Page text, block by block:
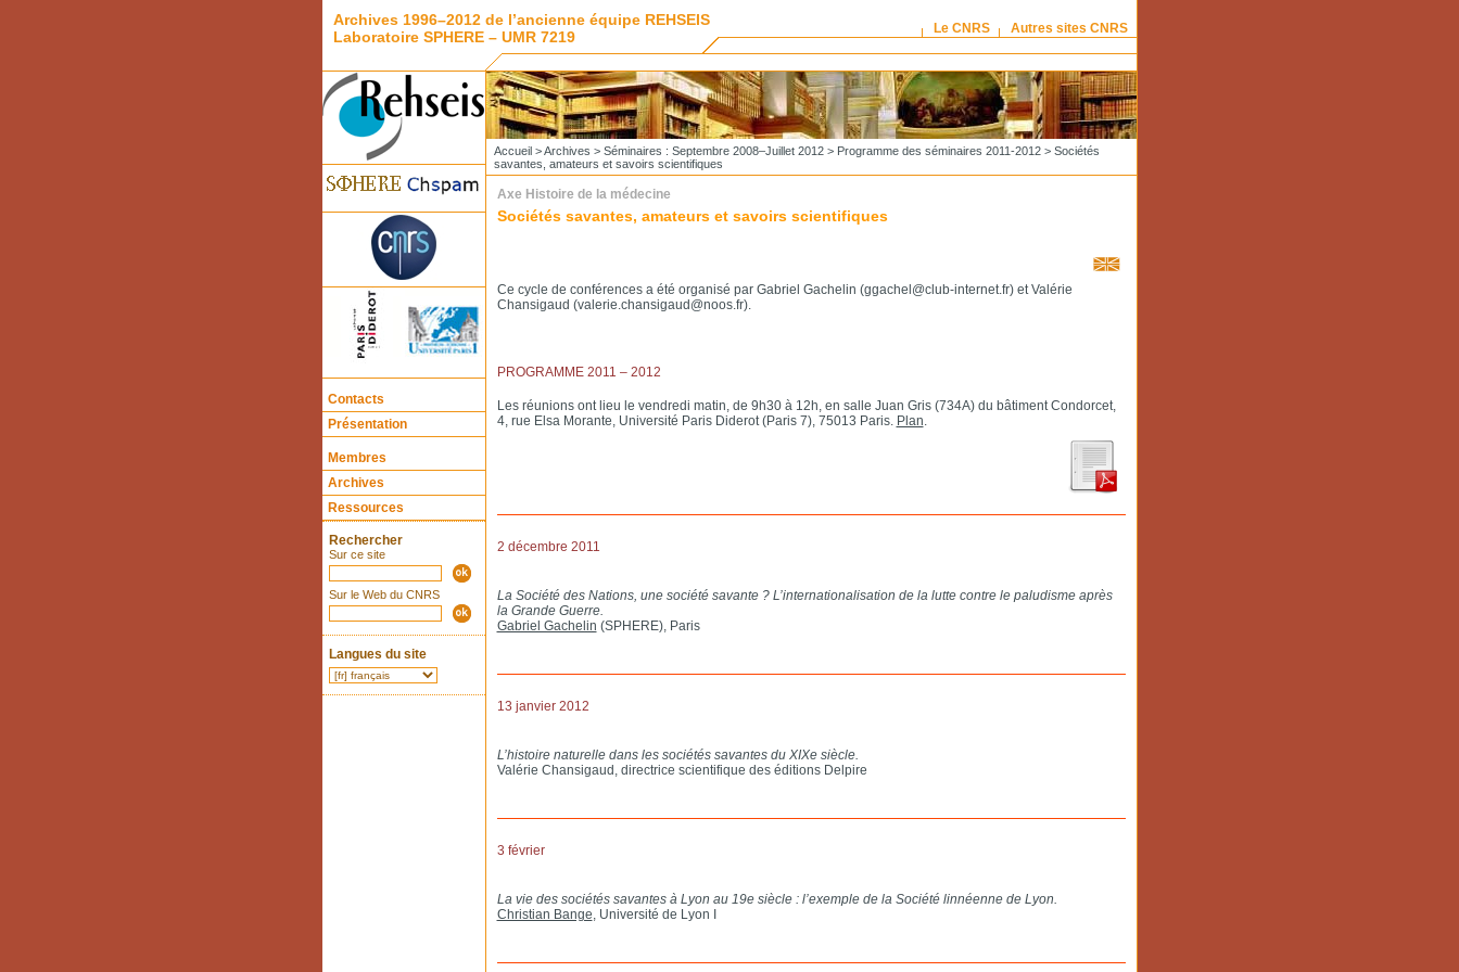
Archives 1996–2012 de l’ancienne équipe REHSEIS
Laboratoire SPHERE – UMR 7219
Le CNRS Autres sites CNRS
Contacts
Présentation
Membres
Archives
Ressources
Rechercher
Sur ce site
Sur le Web du CNRS
Langues du site
Accueil>Archives > Séminaires : Septembre 2008–Juillet 2012> Programme des séminaires 2011-2012> Sociétés
savantes, amateurs et savoirs scientifiques
Axe Histoire de la médecine
Sociétés savantes, amateurs et savoirs scientifiques
Ce cycle de conférences a été organisé par Gabriel Gachelin (ggachel@club-internet.fr) et Valérie
Chansigaud (valerie.chansigaud@noos.fr).
PROGRAMME 2011 – 2012
Les réunions ont lieu le vendredi matin, de 9h30 à 12h, en salle Juan Gris (734A) du bâtiment Condorcet,
4, rue Elsa Morante, Université Paris Diderot (Paris 7), 75013 Paris. Plan.
2 décembre 2011
La Société des Nations, une société savante ? L’internationalisation de la lutte contre le paludisme après
la Grande Guerre.
Gabriel Gachelin (SPHERE), Paris
13 janvier 2012
L’histoire naturelle dans les sociétés savantes du XIXe siècle.
Valérie Chansigaud, directrice scientifique des éditions Delpire
3 février
La vie des sociétés savantes à Lyon au 19e siècle : l’exemple de la Société linnéenne de Lyon.
Christian Bange, Université de Lyon I